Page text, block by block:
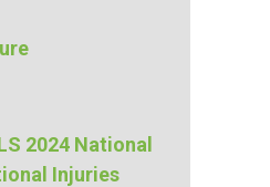
2024 National
Injuries